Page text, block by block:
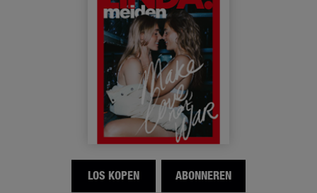
LOS KOPEN ABONNEREN